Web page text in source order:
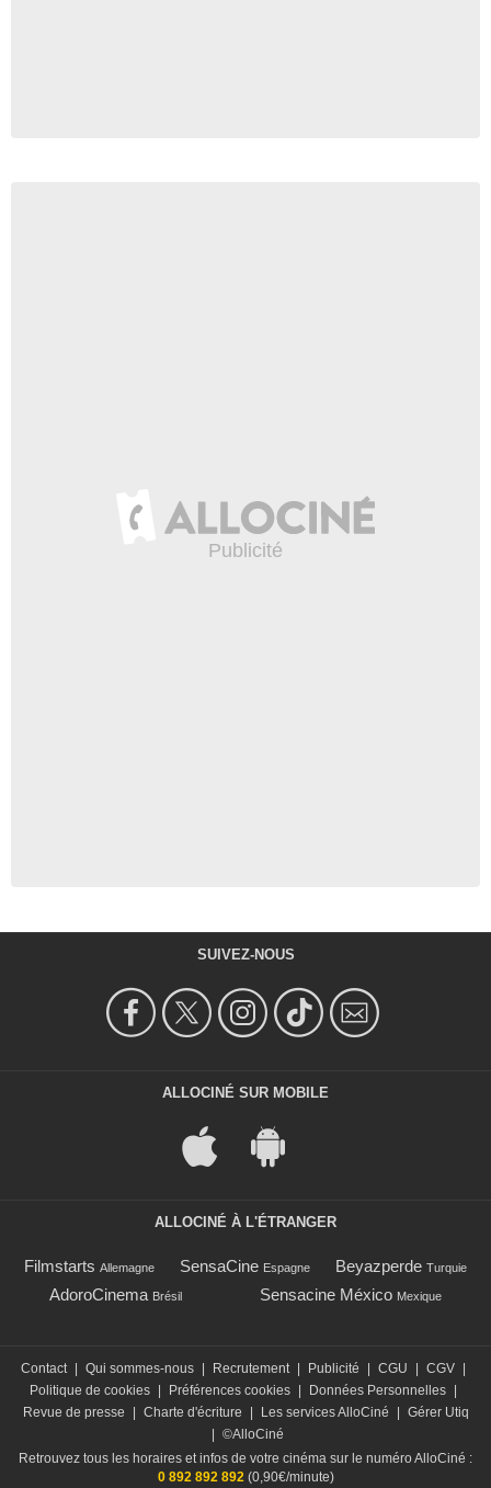
SUIVEZ-NOUS
ALLOCINÉ SUR MOBILE
ALLOCINÉ À L'ÉTRANGER
Filmstarts Allemagne SensaCine Espagne Beyazperde Turquie
AdoroCinema Brésil Sensacine México Mexique
Contact | Qui sommes-nous | Recrutement | Publicité | CGU | CGV |
Politique de cookies | Préférences cookies | Données Personnelles |
Revue de presse
| Charte d'écriture | Les services AlloCiné | Gérer Utiq
| ©AlloCiné
Retrouvez tous les horaires et infos de votre cinéma sur le numéro AlloCiné :
0 892 892 892 (0,90€/minute)